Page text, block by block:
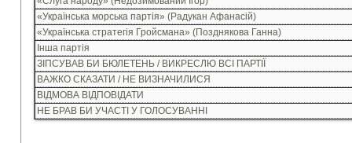
«Українська морська партія» (Радукан Афанасій)
«Українська стратегія Гройсмана» (Позднякова Ганна)
Інша партія
ЗІПСУВАВ БИ БЮЛЕТЕНЬ / ВИКРЕСЛЮ ВСІ ПАРТІЇ
ВАЖКО СКАЗАТИ / НЕ ВИЗНАЧИЛИСЯ
ВІДМОВА ВІДПОВІДАТИ
НЕ БРАВ БИ УЧАСТІ У ГОЛОСУВАННІ